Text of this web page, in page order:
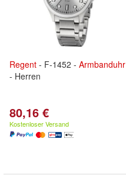
Regent - F-1452 - Armbanduhr
- Herren
80,16 €
Kostenloser Versand